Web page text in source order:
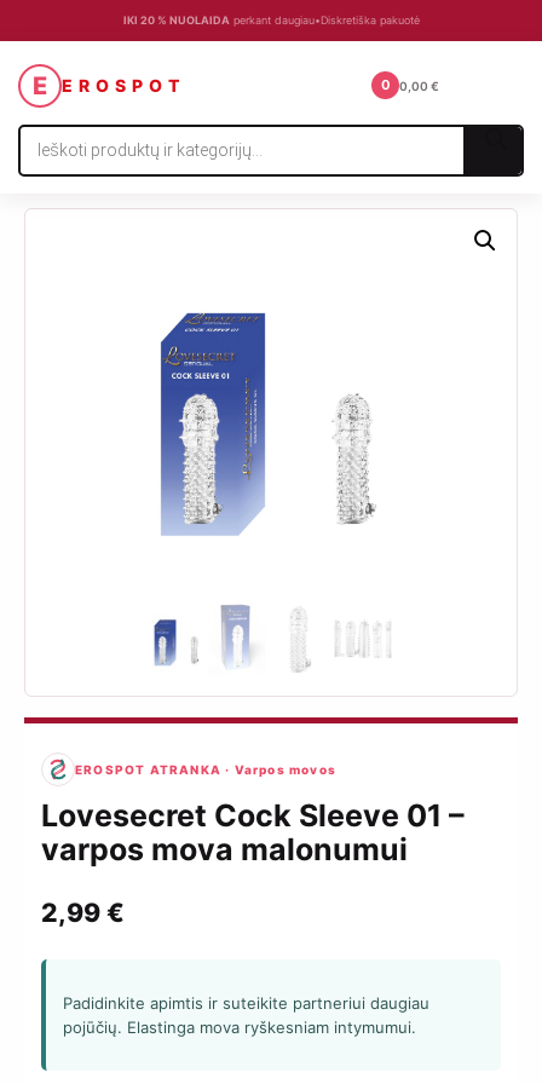
IKI 20 % NUOLAIDA perkant daugiau•Diskretiška pakuotė
E EROSPOT
Products
search
0 0,00 €
EROSPOT ATRANKA · Varpos movos
Lovesecret Cock Sleeve 01 –
varpos mova malonumui
2,99€
Padidinkite apimtis ir suteikite partneriui daugiau
pojūčių. Elastinga mova ryškesniam intymumui.